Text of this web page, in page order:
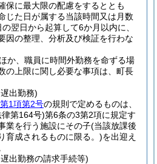
保に最大限の配慮をするととも
じた日が属する当該時間又は月数
翌日から起算して6か月以内に、
因の整理、分析及び検証を行わな
か、職員に時間外勤務を命ずる場
の上限に関し必要な事項は、町長
出勤務)
1項第2号の規則で定めるものは、
第164号)第6条の3第2項に規定す
業を行う施設にその子(当該放課後
育成されるものに限る。)を出迎え
出勤務の請求手続等)